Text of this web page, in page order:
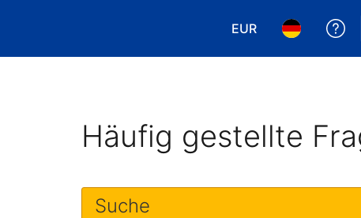
EUR
Wählen Sie Ihre
Wählen Sie
Häufig gestellte
Suche